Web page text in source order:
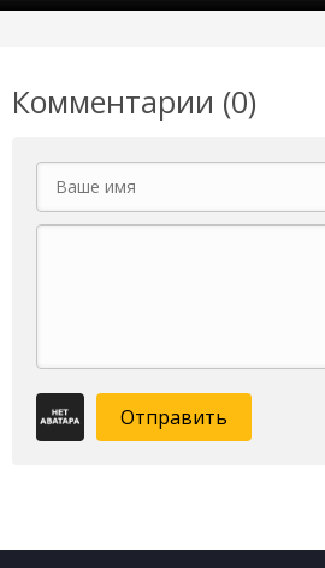
Комментарии (0)
Отправить